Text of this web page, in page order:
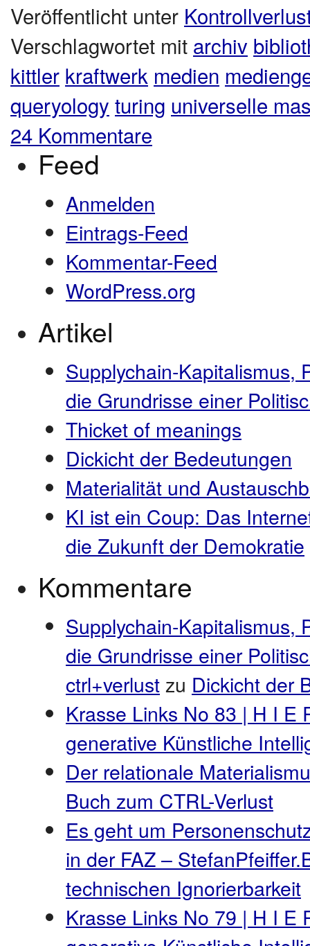
Veröffentlicht unter
Verschlagwortet mit archiv
kittler kraftwerk medien
queryology turing universelle
24 Kommentare
Feed
Anmelden
Eintrags-Feed
Kommentar-Feed
WordPress.org
Artikel
Supplychain-Kapitalismus,
die Grundrisse einer
Thicket of meanings
Dickicht der Bedeutungen
Materialität und
KI ist ein Coup: Das
die Zukunft der Demokratie
Kommentare
Supplychain-Kapitalismus,
die Grundrisse einer
ctrl+verlustzu Dickicht der
Krasse Links No 83 | H I E
generative Künstliche
Der relationale
Buch zum CTRL-Verlust
Es geht um
in der FAZ –
technischen Ignorierbarkeit
Krasse Links No 79 | H I E